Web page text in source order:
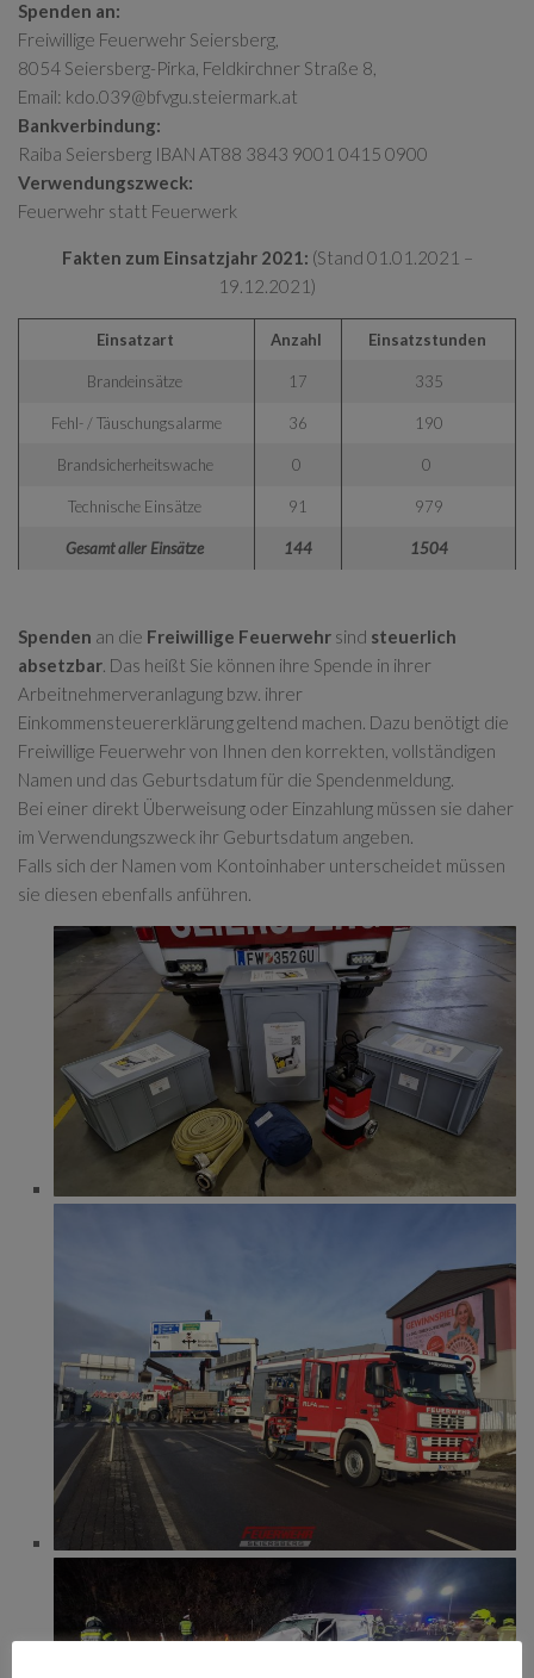
Spenden an:
Freiwillige Feuerwehr Seiersberg,
8054 Seiersberg-Pirka, Feldkirchner Straße 8,
Email: kdo.039@bfvgu.steiermark.at
Bankverbindung:
Raiba Seiersberg IBAN AT88 3843 9001 0415 0900
Verwendungszweck:
Feuerwehr statt Feuerwerk
Fakten zum Einsatzjahr 2021: (Stand 01.01.2021 –
19.12.2021)
Einsatzart Anzahl Einsatzstunden
Brandeinsätze 17 335
Fehl- / Täuschungsalarme 36 190
Brandsicherheitswache 0 0
Technische Einsätze 91 979
Gesamt aller Einsätze 144 1504
Spenden an die Freiwillige Feuerwehr sind steuerlich
absetzbar. Das heißt Sie können ihre Spende in ihrer
Arbeitnehmerveranlagung bzw. ihrer
Einkommensteuererklärung geltend machen. Dazu benötigt die
Freiwillige Feuerwehr von Ihnen den korrekten, vollständigen
Namen und das Geburtsdatum für die Spendenmeldung.
Bei einer direkt Überweisung oder Einzahlung müssen sie daher
im Verwendungszweck ihr Geburtsdatum angeben.
Falls sich der Namen vom Kontoinhaber unterscheidet müssen
sie diesen ebenfalls anführen.